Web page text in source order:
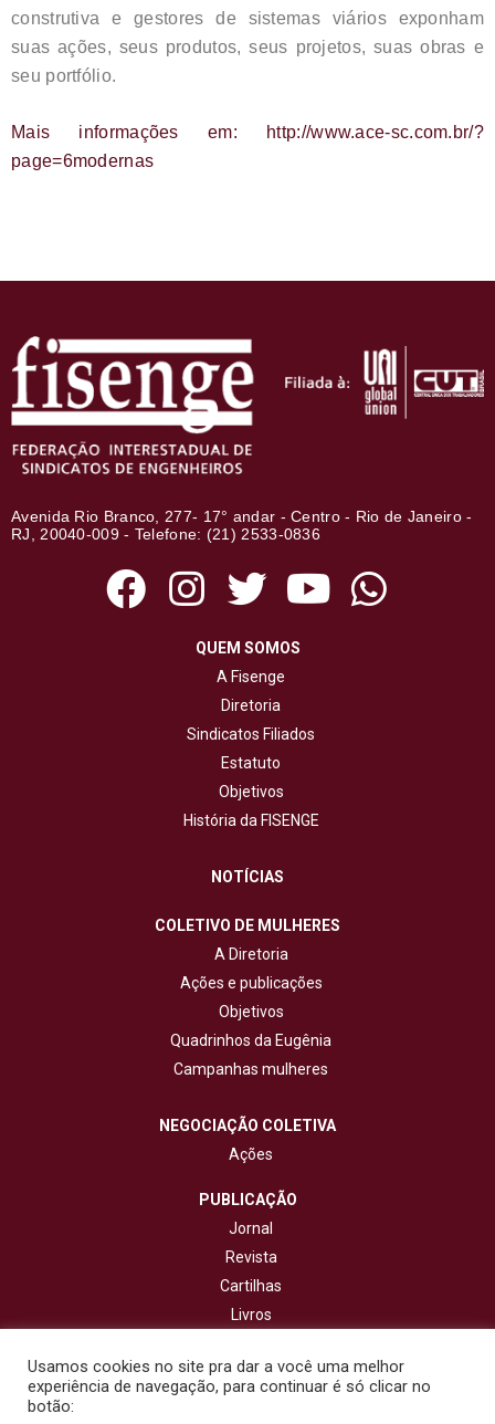
construtiva e gestores de sistemas viários exponham
suas ações, seus produtos, seus projetos, suas obras e
seu portfólio.
Mais informações em: http://www.ace-sc.com.br/?
page=6modernas
Avenida Rio Branco, 277- 17° andar - Centro - Rio de Janeiro -
RJ, 20040-009 - Telefone: (21) 2533-0836
QUEM SOMOS
A Fisenge
Diretoria
Sindicatos Filiados
Estatuto
Objetivos
História da FISENGE
NOTÍCIAS
COLETIVO DE MULHERES
A Diretoria
Ações e publicações
Objetivos
Quadrinhos da Eugênia
Campanhas mulheres
NEGOCIAÇÃO COLETIVA
Ações
PUBLICAÇÃO
Jornal
Revista
Cartilhas
Livros
CONTATO
Usamos cookies no site pra dar a você uma melhor
experiência de navegação, para continuar é só clicar no
botão: